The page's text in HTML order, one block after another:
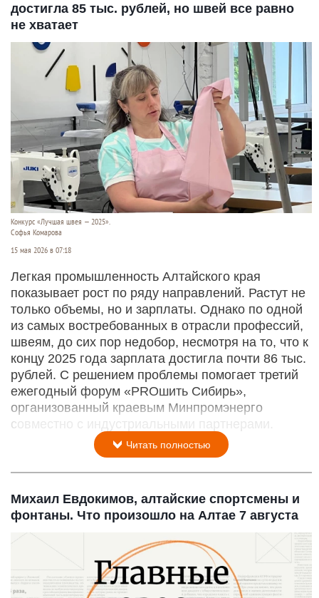
достигла 85 тыс. рублей, но швей все равно
не хватает
Конкурс «Лучшая швея — 2025».
Софья Комарова
15 мая 2026 в 07:18
Легкая промышленность Алтайского края
показывает рост по ряду направлений. Растут не
только объемы, но и зарплаты. Однако по одной
из самых востребованных в отрасли профессий,
швеям, до сих пор недобор, несмотря на то, что к
концу 2025 года зарплата достигла почти 86 тыс.
рублей. С решением проблемы помогает третий
ежегодный форум «PROшить Сибирь»,
организованный краевым Минпромэнерго
совместно с индустриальными партнерами.
Читать полностью
Михаил Евдокимов, алтайские спортсмены и
фонтаны. Что произошло на Алтае 7 августа